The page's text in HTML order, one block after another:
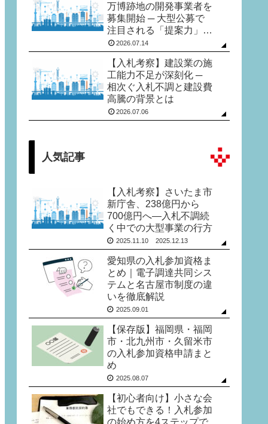
万博跡地の開発事業者を
募集開始 ─ 大型公募で
注目される「提案力」と
「価格競争」
2026.07.14
【入札考察】建設業の施
工能力不足が深刻化 ─
相次ぐ入札不調と建設費
高騰の背景とは
2026.07.06
人気記事
【入札考察】さいたま市
新庁舎、238億円から
700億円へ―入札不調続
く中での大型事業の行方
2025.11.10 2025.12.13
愛知県の入札参加資格ま
とめ｜電子調達共同シス
テムと名古屋市制度の違
いを徹底解説
2025.09.01
【保存版】福岡県・福岡
市・北九州市・久留米市
の入札参加資格申請まと
め
2025.08.07
【初心者向け】小さな会
社でもできる！入札参加
の始め方を4ステップで